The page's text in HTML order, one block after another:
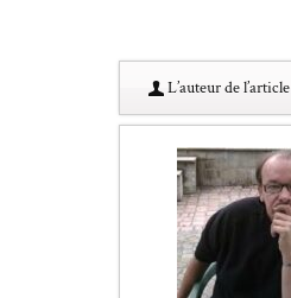
L’au­teur de l’article